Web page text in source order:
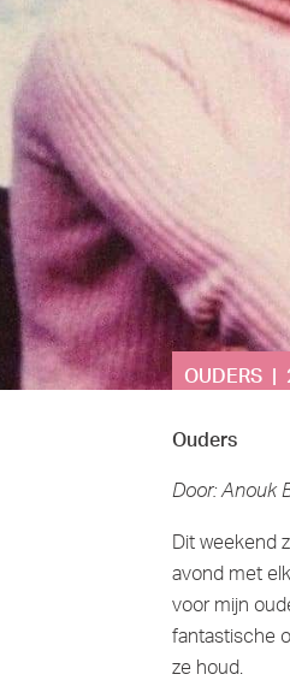
OUDERS
Ouders
Door: Anouk
Dit weekend
avond met
voor mijn
fantastische
ze houd.